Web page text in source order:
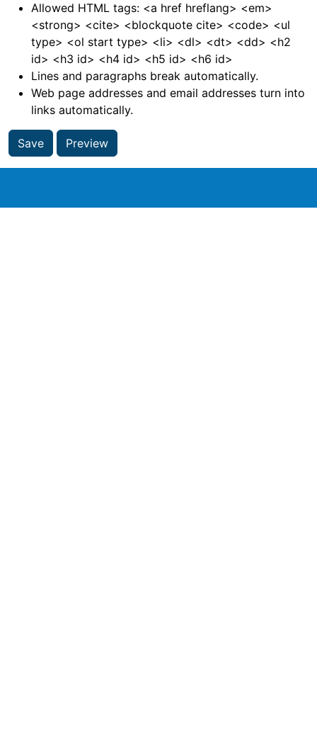
Allowed HTML tags: <a href hreflang> <em>
<strong> <cite> <blockquote cite> <code> <ul
type> <ol start type> <li> <dl> <dt> <dd> <h2
id> <h3 id> <h4 id> <h5 id> <h6 id>
Lines and paragraphs break automatically.
Web page addresses and email addresses turn into
links automatically.
Save Preview